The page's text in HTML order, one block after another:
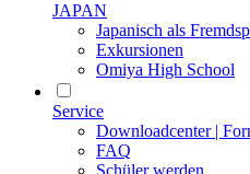
JAPAN
Japanisch als
Exkursionen
Omiya High School
Service
Downloadcenter |
FAQ
Schüler werden